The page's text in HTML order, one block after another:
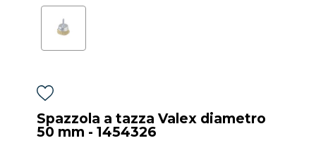
Spazzola a tazza Valex diametro
50 mm - 1454326